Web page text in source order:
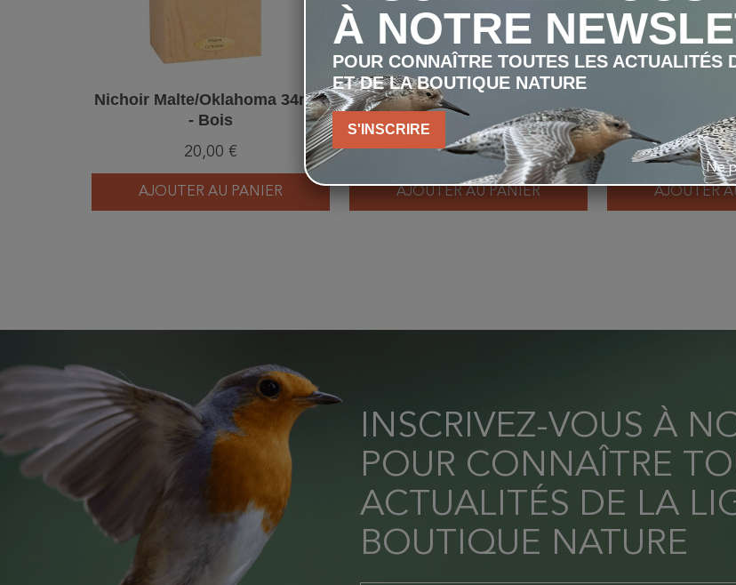
Nichoir Malte/Oklahoma 34mm
- Bois
20,00 €
AJOUTER AU PANIER
Nichoir Saba/Toronto 32mm -
Bois
20,00 €
AJOUTER AU PANIER
pour
AJOUTER
INSCRIVEZ-VOUS À
POUR CONNAÎTRE
ACTUALITÉS DE LA
BOUTIQUE NATURE
À NOTRE
POUR CONNAÎTRE TOUTES LES ACTUALITÉS
ET DE LA BOUTIQUE NATURE
S'INSCRIRE
Ne